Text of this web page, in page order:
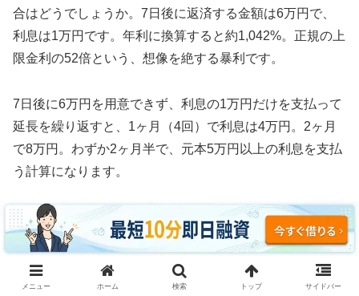
合はどうでしょうか。7日後に返済する金額は6万円で、
利息は1万円です。年利に換算すると約1,042%。正規の上
限金利の52倍という、想像を絶する暴利です。
7日後に6万円を用意できず、利息の1万円だけを支払って
延長を繰り返すと、1ヶ月（4回）で利息は4万円。2ヶ月
で8万円。わずか2ヶ月半で、元本5万円以上の利息を支払
う計算になります。
3ヶ月続けた場合、利息の支払い総額は約12万円。元本5
万円の2.4倍の利息を取られ、それでも借金は減っていま
せん。これがソフト闇金の実態です。
メニュー ホーム 検索 トップ サイドバー